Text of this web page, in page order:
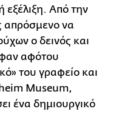
εξέλιξη. Από την
απρόσμενο να
ο δεινός και
αφότου
του γραφείο και
Museum,
ένα δημιουργικό